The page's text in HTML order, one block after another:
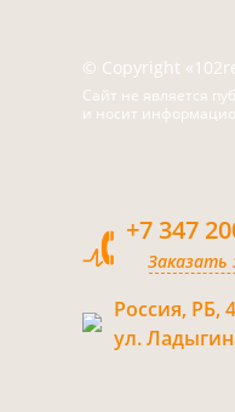
© Copyright
Сайт не является
и носит
+7 347
Заказать
Россия, РБ,
ул.